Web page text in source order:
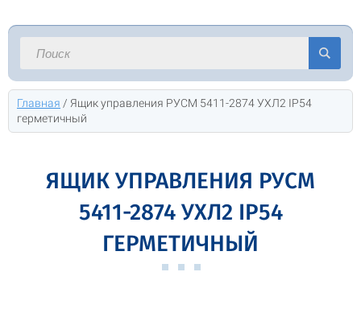
Главная / Ящик управления РУСМ 5411-2874 УХЛ2 IP54
герметичный
ЯЩИК УПРАВЛЕНИЯ РУСМ
5411-2874 УХЛ2 IP54
ГЕРМЕТИЧНЫЙ